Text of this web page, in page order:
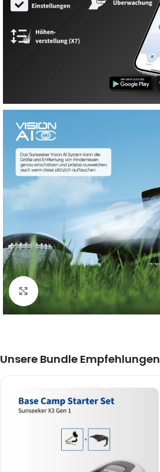
Klick zum Vergrößern
Unsere Bundle Empfehlungen